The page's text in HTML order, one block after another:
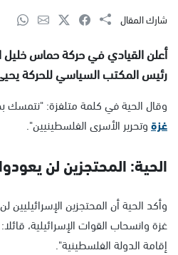
شارك المقال
أعلن القيادي في حركة حماس خليل
رئيس المكتب السياسي للحركة
وقال الحية في كلمة متلفزة: "نتمسك
غزةوتحرير الأسرى الفلسطينيين".
الحية: المحتجزين لن
وأكد الحية أن المحتجزين
غزة وانسحاب القوات الإسرائيلية،
إقامة الدولة الفلسطينية".